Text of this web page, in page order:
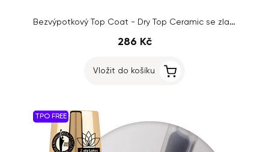
Bezvýpotkový Top Coat - Dry Top Ceramic se zlatými třpytkami, 10ml
286 Kč
Vložit do košíku
TPO FREE